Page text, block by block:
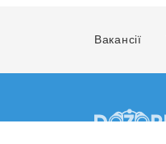
Вакансії